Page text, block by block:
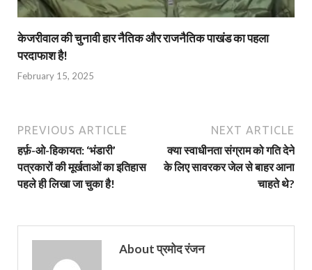
केजरीवाल की चुनावी हार नैतिक और राजनैतिक पाखंड का पहला
परदाफाश है!
February 15, 2025
PREVIOUS ARTICLE
हर्फ़-ओ-हिकायत: ‘भंडारी’
पत्रकारों की मूर्खताओं का इतिहास
पहले ही लिखा जा चुका है!
NEXT ARTICLE
क्या स्वाधीनता संग्राम को गति देने
के लिए सावरकर जेल से बाहर आना
चाहते थे?
About प्रमोद रंजन